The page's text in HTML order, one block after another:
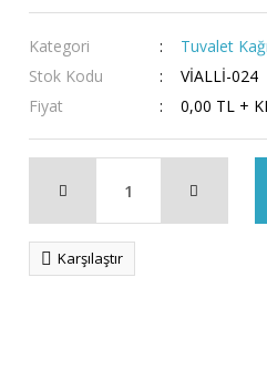
Kategori
Tuvalet
Stok Kodu
VİALLİ-024
Fiyat
0,00 TL +
Karşılaştır